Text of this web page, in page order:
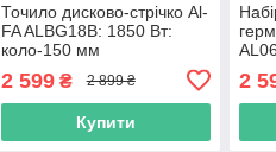
Точило дисково-стрічко Al-
FA ALBG18B: 1850 Вт:
коло-150 мм
2 599₴ 2 899 ₴
Купити
2